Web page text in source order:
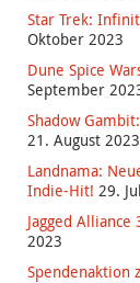
Star Trek:
Oktober 2023
Dune Spice
September
Shadow
21. August 2023
Landnama:
Indie-Hit! 29.
Jagged
2023
Spendenaktion